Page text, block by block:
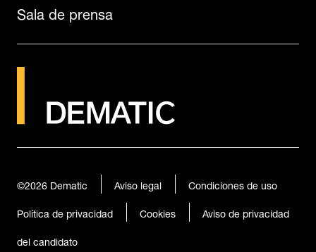
Sala de prensa
©2026Dematic Aviso legal
Condiciones de uso
Política de privacidad
Cookies
Aviso de privacidad
del candidato